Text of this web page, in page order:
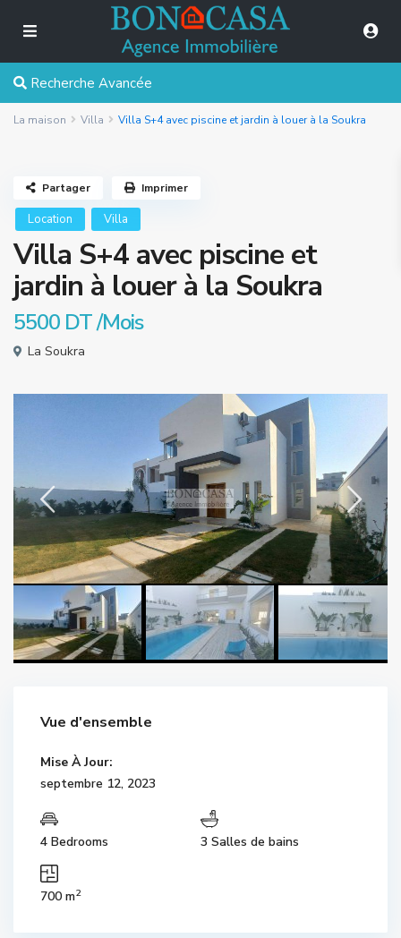
Recherche Avancée
La maison Villa Villa S+4 avec piscine et jardin à louer à la Soukra
Location Villa
Villa S+4 avec piscine et
jardin à louer à la Soukra
5500 DT/Mois
La Soukra
Partager Imprimer
Vue d'ensemble
Mise À Jour:
septembre 12, 2023
4 Bedrooms 3 Salles de bains
700 m2